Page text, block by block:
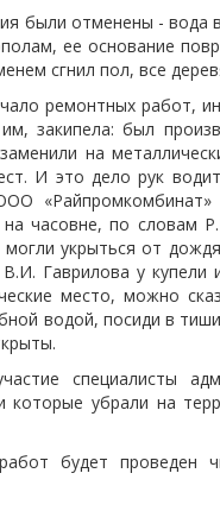
были отменены - вода
ее основание
сгнил пол, все
ремонтных работ,
закипела: был
на
И это дело рук
часовне, по словам
укрыться от
Гаврилова у купели
место, можно
водой, посиди в
специалисты
убрали на
будет проведен